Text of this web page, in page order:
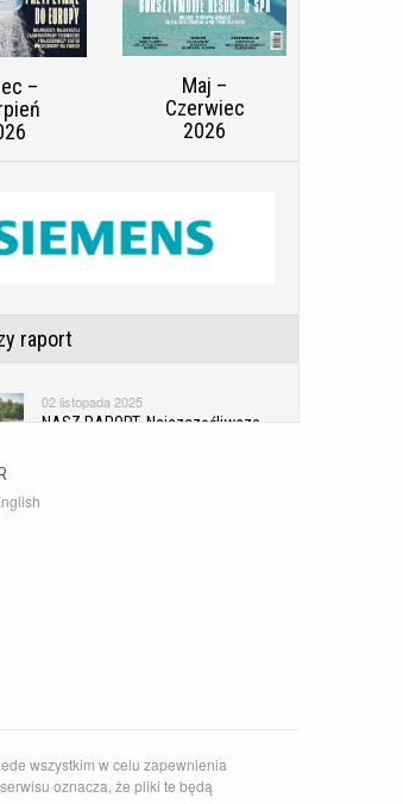
–
Maj –
Czerwiec
2026
raport
02 listopada 2025
NASZ RAPORT. Najszczęśliwsze
Galeria
Zaskakujące słowackie Pieniny
wszystkim w celu zapewnienia
oznacza, że pliki te będą